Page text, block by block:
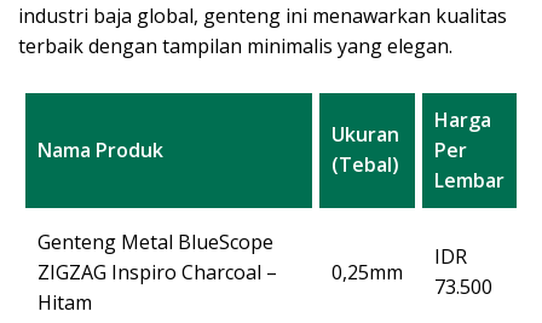
industri baja global, genteng ini menawarkan kualitas
terbaik dengan tampilan minimalis yang elegan.
Nama Produk
Ukuran
(Tebal)
Harga
Per
Lembar
Genteng Metal BlueScope
ZIGZAG Inspiro Charcoal –
Hitam
0,25mm
IDR
73.500